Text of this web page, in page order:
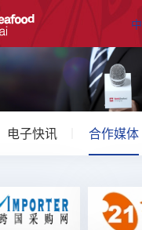
中
电子快讯 合作媒体